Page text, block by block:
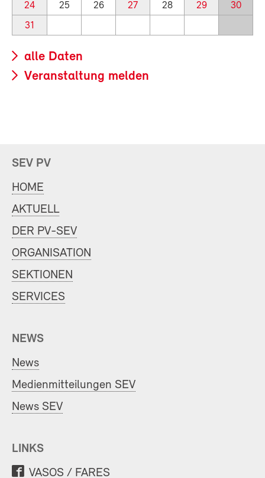
24
25 26 27 28 29
30
31
alle Daten
Veranstaltung melden
SEV PV
HOME
AKTUELL
DER PV-SEV
ORGANISATION
SEKTIONEN
SERVICES
NEWS
News
Medienmitteilungen SEV
News SEV
LINKS
VASOS / FARES